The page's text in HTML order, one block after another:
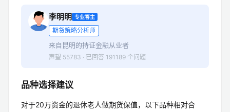
李明明 专业答主
期货策略分析师
来自昆明的持证金融从业者
声望 55783 · 已回答 191189 个问题
品种选择建议
对于20万资金的退休老人做期货保值，以下品种相对合